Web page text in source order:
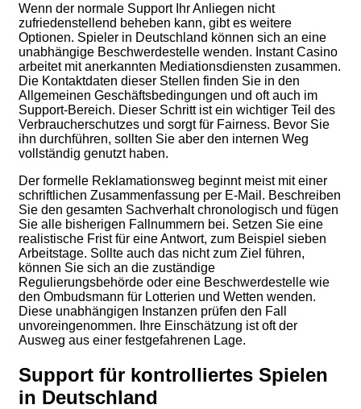
Wenn der normale Support Ihr Anliegen nicht
zufriedenstellend beheben kann, gibt es weitere
Optionen. Spieler in Deutschland können sich an eine
unabhängige Beschwerdestelle wenden. Instant Casino
arbeitet mit anerkannten Mediationsdiensten zusammen.
Die Kontaktdaten dieser Stellen finden Sie in den
Allgemeinen Geschäftsbedingungen und oft auch im
Support-Bereich. Dieser Schritt ist ein wichtiger Teil des
Verbraucherschutzes und sorgt für Fairness. Bevor Sie
ihn durchführen, sollten Sie aber den internen Weg
vollständig genutzt haben.
Der formelle Reklamationsweg beginnt meist mit einer
schriftlichen Zusammenfassung per E-Mail. Beschreiben
Sie den gesamten Sachverhalt chronologisch und fügen
Sie alle bisherigen Fallnummern bei. Setzen Sie eine
realistische Frist für eine Antwort, zum Beispiel sieben
Arbeitstage. Sollte auch das nicht zum Ziel führen,
können Sie sich an die zuständige
Regulierungsbehörde oder eine Beschwerdestelle wie
den Ombudsmann für Lotterien und Wetten wenden.
Diese unabhängigen Instanzen prüfen den Fall
unvoreingenommen. Ihre Einschätzung ist oft der
Ausweg aus einer festgefahrenen Lage.
Support für kontrolliertes Spielen
in Deutschland